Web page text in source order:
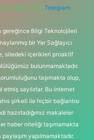
606 0 726 Telegram:
gereğince Bilgi Teknolojileri
bir Yer Sağlayıcı
sitedeki içerikleri proaktif
bulunmamaktadır.
taşımakta olup,
sayılırlar. Bu internet
şirketi ile hiçbir bağlantısı
hazırladığımız makaleler
haber niteliği taşımamakta
yapılmamaktadır.